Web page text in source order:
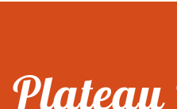
Plateau